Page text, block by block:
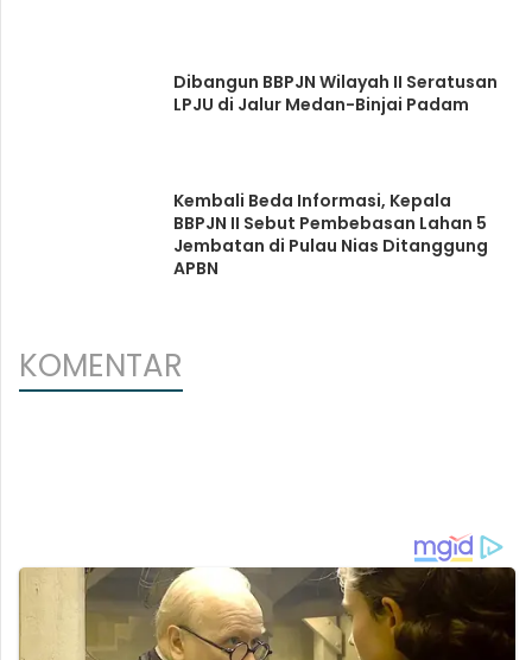
Dibangun BBPJN Wilayah II Seratusan
LPJU di Jalur Medan-Binjai Padam
Kembali Beda Informasi, Kepala
BBPJN II Sebut Pembebasan Lahan 5
Jembatan di Pulau Nias Ditanggung
APBN
KOMENTAR